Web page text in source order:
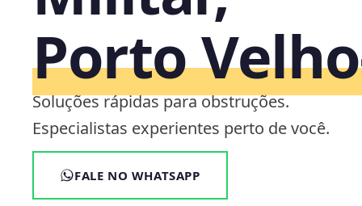
Porto
Soluções rápidas para obstruções.
Especialistas experientes perto de você.
FALE NO WHATSAPP